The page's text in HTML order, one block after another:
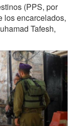
(PPS, por
los encarcelados,
Tafesh,